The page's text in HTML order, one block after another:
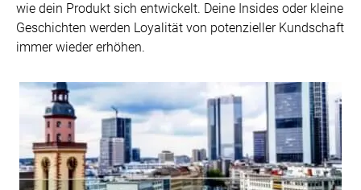
wie dein Produkt sich entwickelt. Deine Insides oder kleine
Geschichten werden Loyalität von potenzieller Kundschaft
immer wieder erhöhen.